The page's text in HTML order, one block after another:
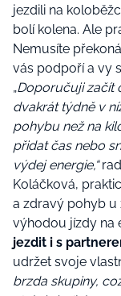
jezdili na
bolí kolena. Ale
Nemusíte
vás podpoří a vy
„Doporučuji začít
dvakrát týdně v
pohybu než na
přidat čas nebo
výdej energie,“
Koláčková,
a zdravý pohyb u
výhodou jízdy na
jezdit i s
udržet svoje
brzda skupiny,